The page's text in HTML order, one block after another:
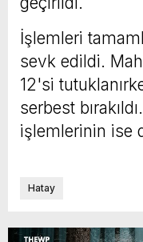
İşlemleri
sevk edildi.
12'si
serbest
işlemlerinin ise
Hatay